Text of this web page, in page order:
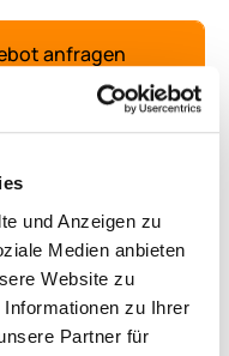
und Anzeigen zu
Medien anbieten
Website zu
zu Ihrer
Partner für
gewünschten
anfragen